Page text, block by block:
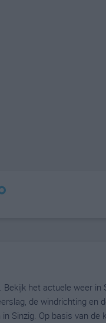
het actuele weer in
de windrichting en
Sinzig. Op basis van